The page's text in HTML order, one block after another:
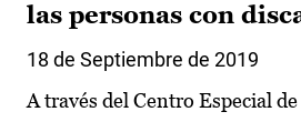
las personas con
18 de Septiembre de 2019
A través del Centro Especial